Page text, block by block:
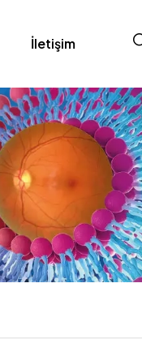
İletişim